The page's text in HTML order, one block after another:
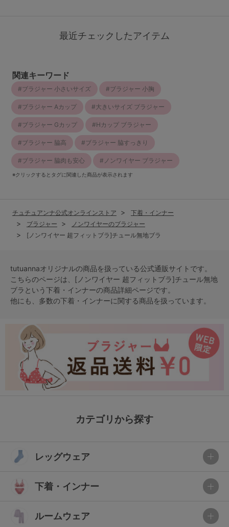
最近チェックしたアイテム
関連キーワード
ブラジャー 小さいサイズ ブラジャー 小胸
ブラジャー Aカップ 大きいサイズ ブラジャー
ブラジャー Gカップ Hカップ ブラジャー
ブラジャー 脇高 ブラジャー 脇すっきり
ブラジャー 脇肉も安心 ノンワイヤー ブラジャー
※クリックするとタグに関連した商品が表示されます
チュチュアンナ公式オンラインストア
下着・インナー
ブラジャー
ノンワイヤーのブラジャー
[ノンワイヤー 超フィットブラ]チュール無地ブラ
tutuannaオリジナルの商品を扱っている公式通販サイトです。
こちらのページは、[ノンワイヤー 超フィットブラ]チュール無地
ブラという下着・インナーの商品詳細ページです。
他にも、多数の下着・インナーに関する商品を扱っています。
カテゴリから探す
レッグウェア
下着・インナー
ルームウェア